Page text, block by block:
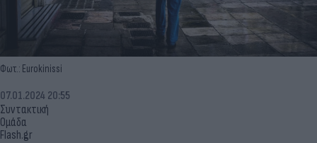
Φωτ.: Eurokinissi
Συντακτική
Ομάδα
Flash.gr
07.01.2024 20:55